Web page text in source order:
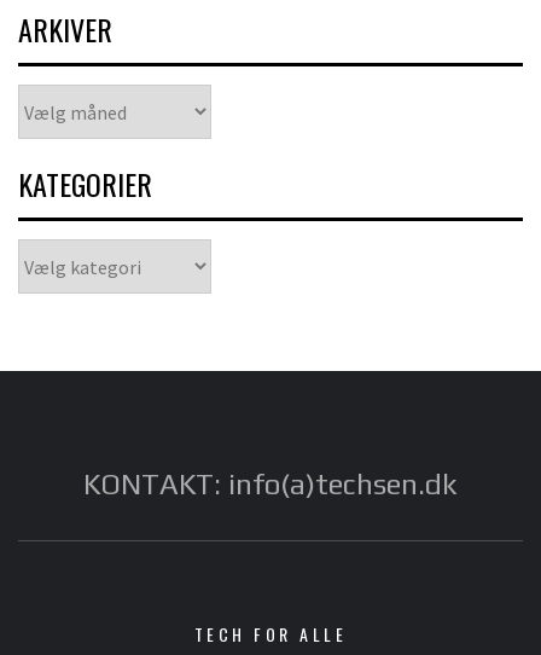
ARKIVER
KATEGORIER
KONTAKT: info(a)techsen.dk
TECH FOR ALLE